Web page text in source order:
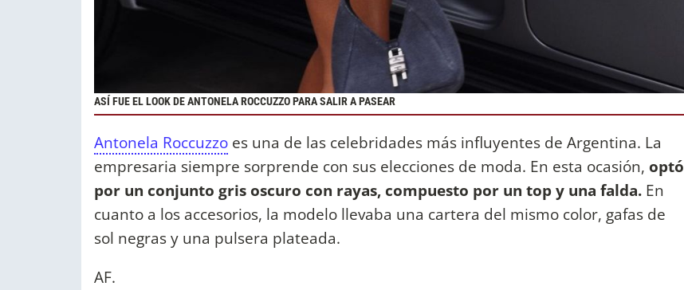
ASÍ FUE EL LOOK DE ANTONELA ROCCUZZO PARA SALIR A PASEAR
Antonela Roccuzzo es una de las celebridades más influyentes de Argentina. La
empresaria siempre sorprende con sus elecciones de moda. En esta ocasión, optó
por un conjunto gris oscuro con rayas, compuesto por un top y una falda. En
cuanto a los accesorios, la modelo llevaba una cartera del mismo color, gafas de
sol negras y una pulsera plateada.
AF.